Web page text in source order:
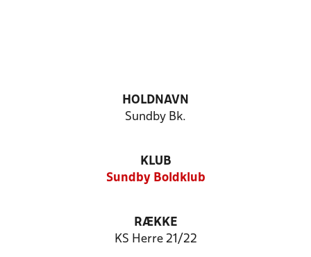
HOLDNAVN
Sundby Bk.
KLUB
Sundby Boldklub
RÆKKE
KS Herre 21/22